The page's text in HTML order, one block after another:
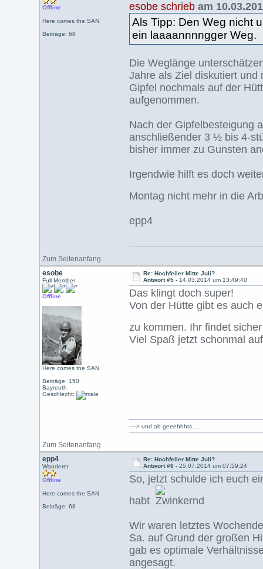
Offline
Here comes the SAN
Beiträge: 68
esobe schrieb am
Als Tipp: Den Weg nicht
ein laaaannnngger Weg.
Die Weglänge
Jahre als Ziel diskutiert und
Gipfel nochmals auf der
aufgenommen.
Nach der Gipfelbesteigung
anschließender 3 ½ bis 4-
bisher immer zu Gunsten
Irgendwie hilft es doch
Montag nicht mehr in die
epp4
Zum Seitenanfang
esobe
Full Member
Offline
Here comes the SAN
Beiträge: 150
Bayreuth
Geschlecht:
Re: Hochfeiler Mitte Juli?
Antwort #5 - 14.03.2014 um 13:49:40
Das klingt doch super!
Von der Hütte gibt es auch
zu kommen. Ihr findet
Viel Spaß jetzt schonmal
Zum Seitenanfang
----> und ab geeehhhts....
epp4
Wanderer
Offline
Here comes the SAN
Beiträge: 68
Re: Hochfeiler Mitte Juli?
Antwort #6 -25.07.2014 um 07:59:24
So, jetzt schulde ich euch
habt
Wir waren letztes
Sa. auf Grund der großen
gab es optimale
angesagt.